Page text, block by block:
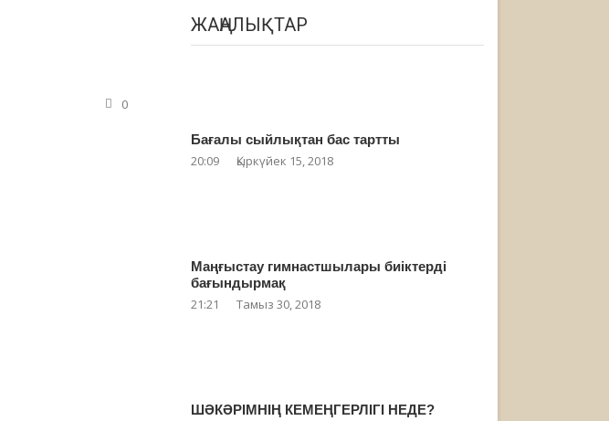
0
ЖАҢАЛЫҚТАР
Бағалы сыйлықтан бас тартты
20:09 Қыркүйек 15, 2018
Маңғыстау гимнастшылары биіктерді
бағындырмақ
21:21 Тамыз 30, 2018
ШӘКӘРІМНІҢ КЕМЕҢГЕРЛІГІ НЕДЕ?